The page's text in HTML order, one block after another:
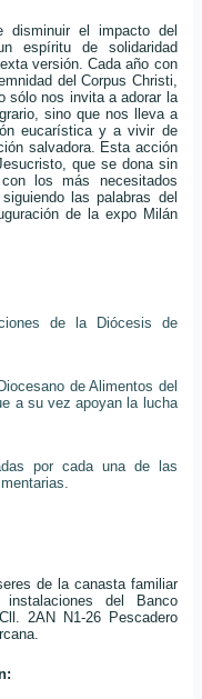
disminuir el impacto del
espíritu de solidaridad
versión. Cada año con
del Corpus Christi,
sólo nos invita a adorar la
sino que nos lleva a
eucarística y a vivir de
salvadora. Esta acción
que se dona sin
con los más necesitados
las palabras del
de la expo Milán
de la Diócesis de
de Alimentos del
a su vez apoyan la lucha
por cada una de las
de la canasta familiar
del Banco
2AN N1-26 Pescadero